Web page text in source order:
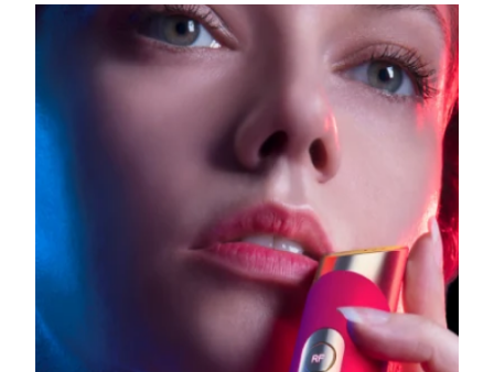
Turquie Livraison estimée8/11/26
Émirats arabes unis Livraison estimée8/11/26
Royaume-Uni Livraison estimée 8/10/26
Livraison estimée 8/11/26
Ouzbékistan Livraison estimée8/15/26
Viêt Nam Livraison estimée 8/16/26